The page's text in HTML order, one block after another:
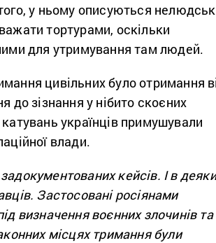
у ньому описуються
тортурами, оскільки
для утримування там людей.
цивільних було отримання
до зізнання у нібито скоєних
українців примушували
влади.
кейсів. І в
Застосовані росіянами
визначення воєнних злочинів та
місцях тримання були